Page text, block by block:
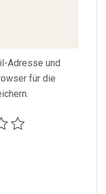
Adresse und
für die